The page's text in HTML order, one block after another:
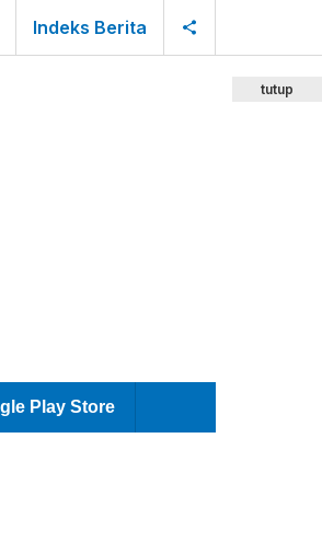
Indeks Berita
Play Store
tutup